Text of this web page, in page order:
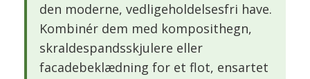
den moderne, vedligeholdelsesfri have.
Kombinér dem med komposithegn,
skraldespandsskjulere eller
facadebeklædning for et flot, ensartet